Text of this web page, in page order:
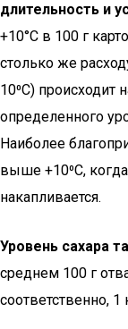
длительность и
+10°С в 100 г
столько же
10⁰С) происходит
определенного
Наиболее
выше +10⁰С,
накапливается.
Уровень сахара
среднем 100 г
соответственно, 1